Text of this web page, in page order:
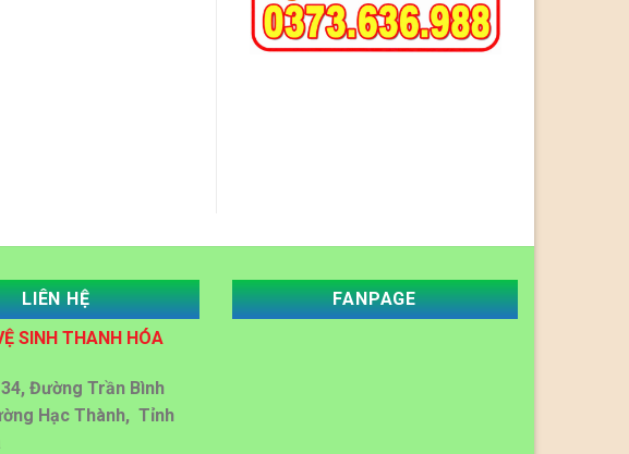
LIÊN HỆ
SINH THANH HÓA
Đường Trần Bình
Hạc Thành, Tỉnh
FANPAGE